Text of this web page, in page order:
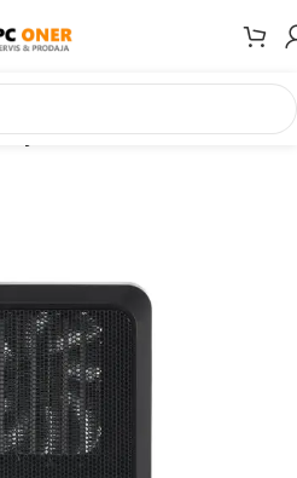
Grijalice